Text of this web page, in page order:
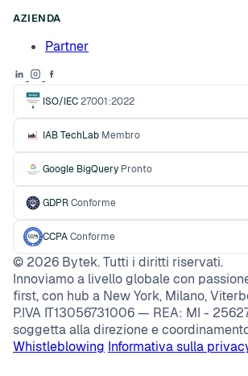
AZIENDA
Partner
ISO/IEC27001:2022
IAB TechLab Membro
Google BigQuery Pronto
GDPRConforme
CCPAConforme
© 2026 Bytek. Tutti i diritti riservati.
Innoviamo a livello globale con
first, con hub a New York, Milano,
P.IVA IT13056731006 — REA: MI -
soggetta alla direzione e
Whistleblowing Informativa sulla